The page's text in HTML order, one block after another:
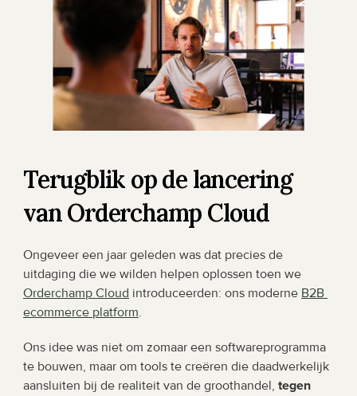
Terugblik op de lancering
van Orderchamp Cloud
Ongeveer een jaar geleden was dat precies de
Orderchamp Cloud introduceerden: ons moderne B2B
ecommerce platform.
Ons idee was niet om zomaar een softwareprogramma
te bouwen, maar om tools te creëren die daadwerkelijk
aansluiten bij de realiteit van de groothandel, tegen